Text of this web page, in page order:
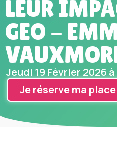
LEUR
GEO -
Jeudi 19 Février 2026 à
Je réserve ma place